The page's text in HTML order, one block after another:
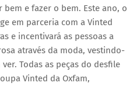
e fazer o bem. Este ano, o
em parceria com a Vinted
e incentivará as pessoas a
através da moda, vestindo-
Todas as peças do desfile
Vinted da Oxfam,